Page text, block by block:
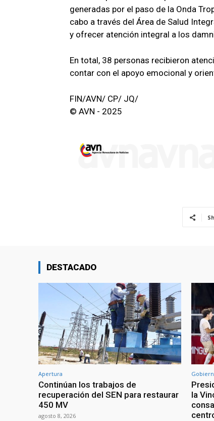
generadas por el paso de la Onda
cabo a través del Área de Salud
y ofrecer atención integral a los
En total, 38 personas recibieron
contar con el apoyo emocional y
FIN/AVN/ CP/ JQ/
© AVN - 2025
DESTACADO
Apertura
Continúan los trabajos de
recuperación del SEN para restaurar
450 MV
agosto 8, 2026
la